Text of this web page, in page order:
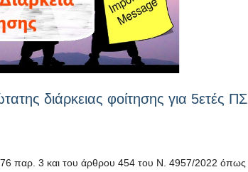
διάρκειας φοίτησης για 5ετές ΠΣ
76 παρ. 3 και του άρθρου 454 του Ν. 4957/2022 όπως